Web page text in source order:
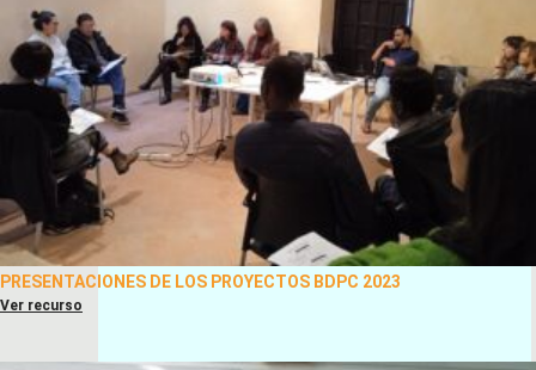
PRESENTACIONES DE LOS PROYECTOS BDPC 2023
Ver recurso